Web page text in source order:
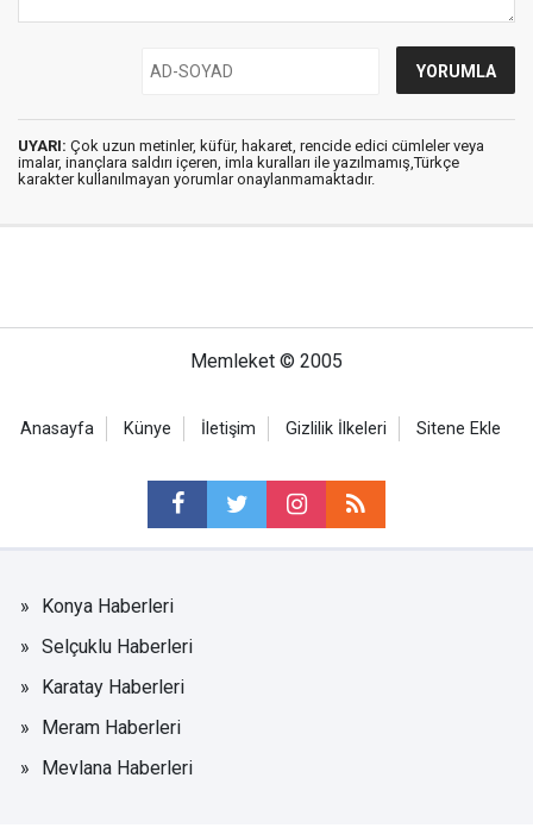
UYARI: Çok uzun metinler, küfür, hakaret, rencide edici cümleler veya
imalar, inançlara saldırı içeren, imla kuralları ile yazılmamış,Türkçe
karakter kullanılmayan yorumlar onaylanmamaktadır.
Memleket © 2005
Anasayfa Künye İletişim Gizlilik İlkeleri Sitene Ekle
Konya Haberleri
Selçuklu Haberleri
Karatay Haberleri
Meram Haberleri
Mevlana Haberleri